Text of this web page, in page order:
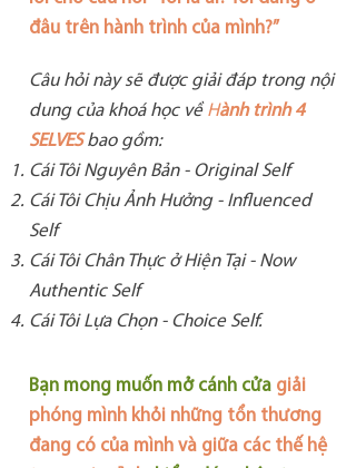
đâu trên hành trình của mình?”
Câu hỏi này sẽ được giải đáp trong nội
dung của khoá học về Hành trình 4
SELVESbao gồm:
Cái Tôi Nguyên Bản - Original Self
Cái Tôi Chịu Ảnh Hưởng - Influenced
Self
Cái Tôi Chân Thực ở Hiện Tại - Now
Authentic Self
Cái Tôi Lựa Chọn - Choice Self.
Bạn mong muốn mở cánh cửa giải
phóng mình khỏi những tổn thương
đang có của mình và giữa các thế hệ